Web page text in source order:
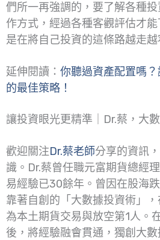
們所一再強調的，要了解各種
作方式，經過各種客觀評估才
是在將自己投資的這條路越走越
延伸閱讀： 你聽過資產配置嗎
的最佳策略！
讓投資眼光更精準｜Dr.蔡，大
歡迎關注Dr.蔡老師分享的資訊
識。Dr.蔡曾任職元富期貨總經
易經驗已30餘年。曾因在股海
靠著自創的「大數據投資術」
為本土期貨交易與放空第1人。
後，將經驗融會貫通，獨創大